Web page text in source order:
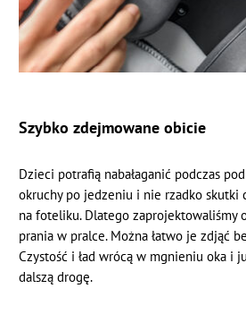
Szybko zdejmowane obicie
Dzieci potrafią nabałaganić podczas
okruchy po jedzeniu i nie rzadko skutki
na foteliku. Dlatego zaprojektowaliśmy
prania w pralce. Można łatwo je zdjąć
Czystość i ład wrócą w mgnieniu oka i
dalszą drogę.